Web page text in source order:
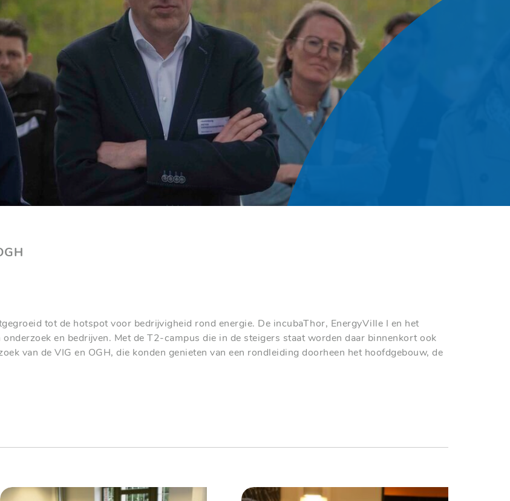
tot de hotspot voor bedrijvigheid rond energie. De incubaThor, EnergyVille I en het
en bedrijven. Met de T2-campus die in de steigers staat worden daar binnenkort ook
van de VIG en OGH, die konden genieten van een rondleiding doorheen het hoofdgebouw, de